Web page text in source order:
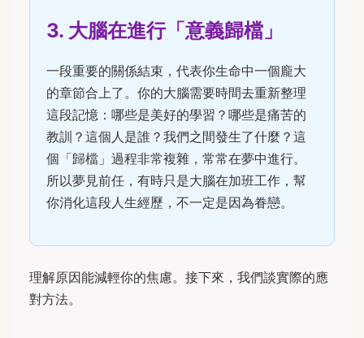
3. 大腦在進行「意義歸檔」
一段重要的關係結束，代表你生命中一個龐大
的章節合上了。你的大腦需要時間去重新整理
這段記憶：哪些是美好的學習？哪些是痛苦的
教訓？這個人是誰？我們之間發生了什麼？這
個「歸檔」過程非常複雜，常常在夢中進行。
所以夢見前任，有時只是大腦在加班工作，幫
你消化這段人生經歷，不一定是因為眷戀。
理解原因能減輕你的焦慮。接下來，我們談實際的應
對方法。